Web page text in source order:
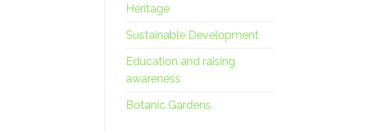
Heritage
Sustainable Development
Education and raising
awareness
Botanic Gardens